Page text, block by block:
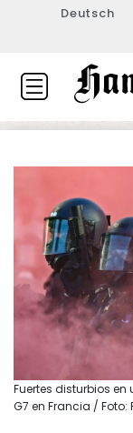
Deutsch
Fuertes disturbios
G7 en Francia / Foto: